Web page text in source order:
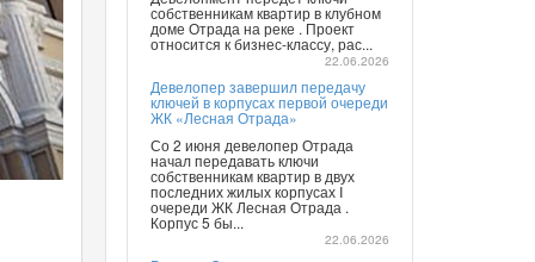
собственникам квартир в клубном
доме Отрада на реке . Проект
относится к бизнес-классу, рас...
22.06.2026
Девелопер завершил передачу
ключей в корпусах первой очереди
ЖК «Лесная Отрада»
Со 2 июня девелопер Отрада
начал передавать ключи
собственникам квартир в двух
последних жилых корпусах I
очереди ЖК Лесная Отрада .
Корпус 5 бы...
22.06.2026